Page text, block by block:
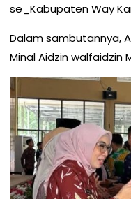
se_Kabupaten Way
Dalam sambutannya,
Minal Aidzin walfaidzin